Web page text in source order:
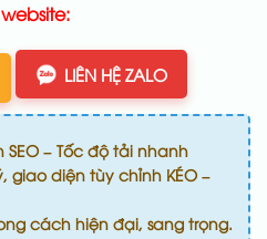
LIÊN HỆ ZALO
– Tốc độ tải nhanh
giao diện tùy chỉnh KÉO –
cách hiện đại, sang trọng.